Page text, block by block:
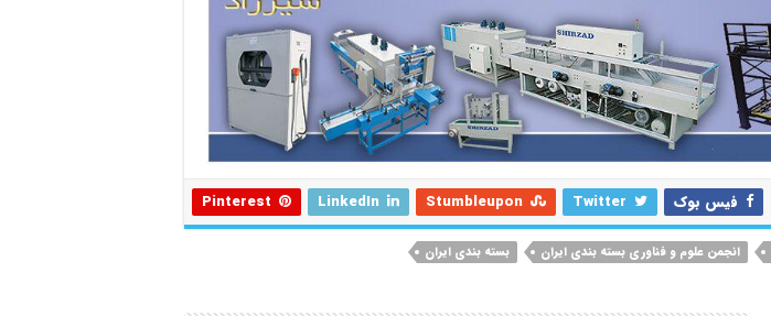
فیس بوک Twitter
Stumbleupon
LinkedIn
Pinterest
انجمن علوم و فناوری بسته بندی ایران بسته بندی ایران